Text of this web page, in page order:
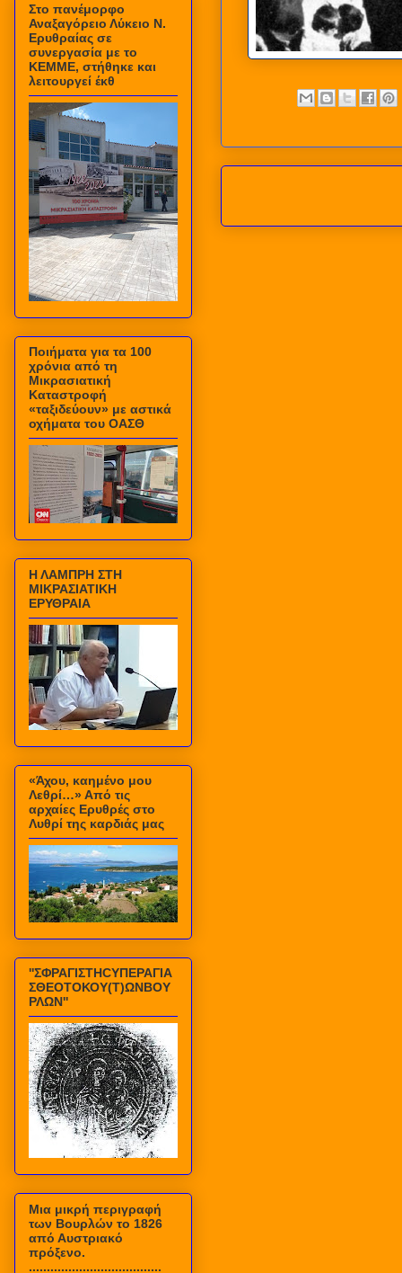
Στο πανέμορφο
Αναξαγόρειο Λύκειο Ν.
Ερυθραίας σε
συνεργασία με το
ΚΕΜΜΕ, στήθηκε και
λειτουργεί έκθ
Ποιήματα για τα 100
χρόνια από τη
Μικρασιατική
Καταστροφή
«ταξιδεύουν» με αστικά
οχήματα του ΟΑΣΘ
Η ΛΑΜΠΡΗ ΣΤΗ
ΜΙΚΡΑΣΙΑΤΙΚΗ
ΕΡΥΘΡΑΙΑ
«Άχου, καημένο μου
Λεθρί…» Από τις
αρχαίες Ερυθρές στο
Λυθρί της καρδιάς μας
''ΣΦΡΑΓΙΣΤΗCΥΠΕΡΑΓΙΑ
ΣΘΕΟΤΟΚΟΥ(Τ)ΩΝΒΟΥ
ΡΛΩΝ''
Mια μικρή περιγραφή
των Βουρλών το 1826
από Αυστριακό
πρόξενο.
.....................................